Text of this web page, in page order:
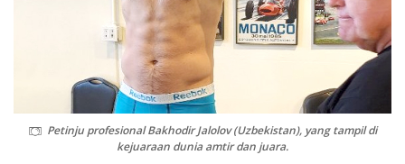
Petinju profesional Bakhodir Jalolov (Uzbekistan), yang tampil di
kejuaraan dunia amtir dan juara.